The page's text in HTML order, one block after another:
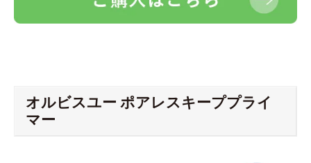
オルビスユー ポアレスキーププライ
マー